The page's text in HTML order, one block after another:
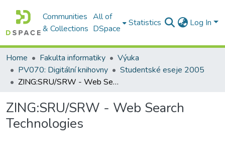
Communities
& Collections
All of
DSpace
Statistics Log In
Home Fakulta informatiky
Výuka
PV070: Digitální knihovny
Studentské eseje 2005
ZING:SRU/SRW - Web Search Technologies
ZING:SRU/SRW - Web Search
Technologies